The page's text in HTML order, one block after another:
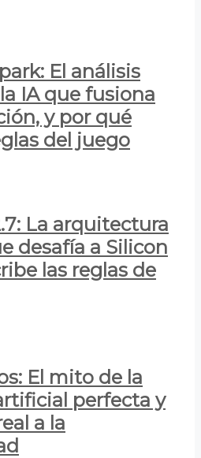
El análisis
IA que fusiona
y por qué
del juego
La arquitectura
desafía a Silicon
las reglas de
El mito de la
perfecta y
a la